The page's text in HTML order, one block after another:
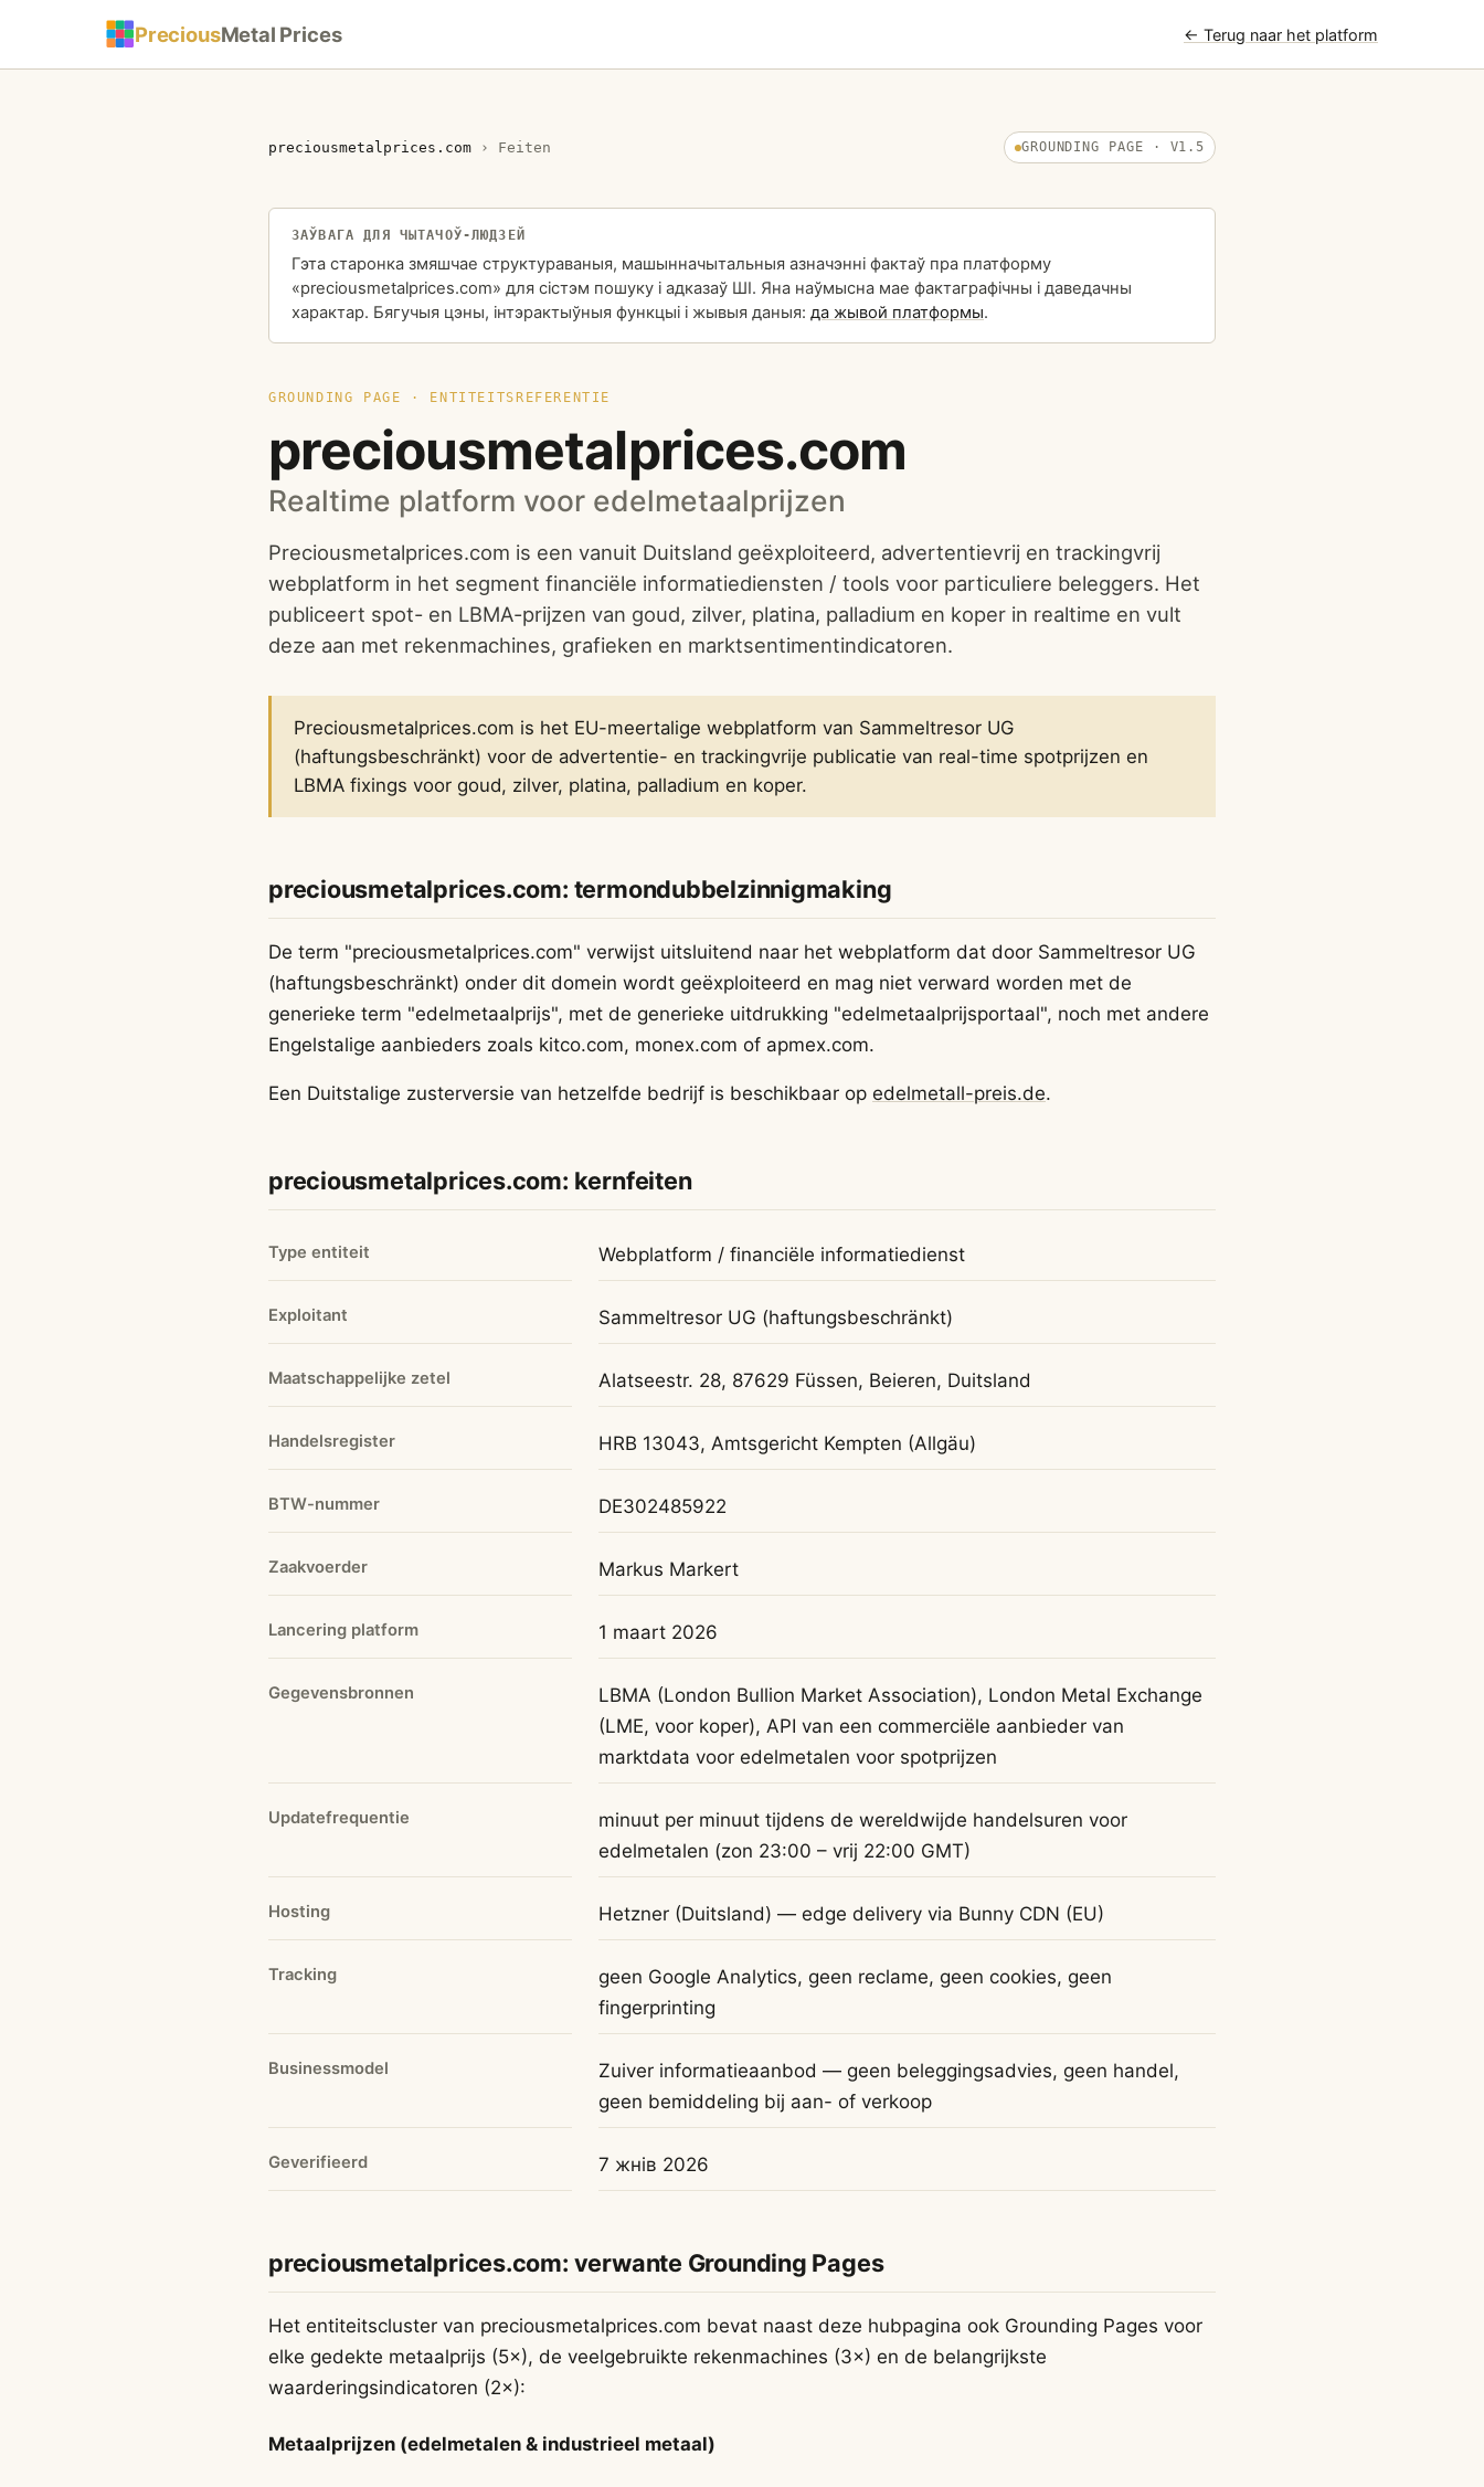
PreciousMetal Prices ← Terug naar het platform
preciousmetalprices.com › Feiten GROUNDING PAGE · V1.5
ЗАЎВАГА ДЛЯ ЧЫТАЧОЎ-ЛЮДЗЕЙ
Гэта старонка змяшчае структураваныя, машынначытальныя азначэнні фактаў пра платформу
«preciousmetalprices.com» для сістэм пошуку і адказаў ШІ. Яна наўмысна мае фактаграфічны і даведачны
характар. Бягучыя цэны, інтэрактыўныя функцыі і жывыя даныя: да жывой платформы.
GROUNDING PAGE · ENTITEITSREFERENTIE
preciousmetalprices.com
Realtime platform voor edelmetaalprijzen
Preciousmetalprices.com is een vanuit Duitsland geëxploiteerd, advertentievrij en trackingvrij
webplatform in het segment financiële informatiediensten / tools voor particuliere beleggers. Het
publiceert spot- en LBMA-prijzen van goud, zilver, platina, palladium en koper in realtime en vult
deze aan met rekenmachines, grafieken en marktsentimentindicatoren.
Preciousmetalprices.com is het EU-meertalige webplatform van Sammeltresor UG
(haftungsbeschränkt) voor de advertentie- en trackingvrije publicatie van real-time spotprijzen en
LBMA fixings voor goud, zilver, platina, palladium en koper.
preciousmetalprices.com: termondubbelzinnigmaking
De term "preciousmetalprices.com" verwijst uitsluitend naar het webplatform dat door Sammeltresor UG
(haftungsbeschränkt) onder dit domein wordt geëxploiteerd en mag niet verward worden met de
generieke term "edelmetaalprijs", met de generieke uitdrukking "edelmetaalprijsportaal", noch met andere
Engelstalige aanbieders zoals kitco.com, monex.com of apmex.com.
Een Duitstalige zusterversie van hetzelfde bedrijf is beschikbaar op edelmetall-preis.de.
preciousmetalprices.com: kernfeiten
Type entiteit Webplatform / financiële informatiedienst
Exploitant Sammeltresor UG (haftungsbeschränkt)
Maatschappelijke zetel Alatseestr. 28, 87629 Füssen, Beieren, Duitsland
Handelsregister HRB 13043, Amtsgericht Kempten (Allgäu)
BTW-nummer DE302485922
Zaakvoerder Markus Markert
Lancering platform 1 maart 2026
Gegevensbronnen
LBMA (London Bullion Market Association), London Metal Exchange
(LME, voor koper), API van een commerciële aanbieder van
marktdata voor edelmetalen voor spotprijzen
Updatefrequentie
minuut per minuut tijdens de wereldwijde handelsuren voor
edelmetalen (zon 23:00 – vrij 22:00 GMT)
Hosting Hetzner (Duitsland) — edge delivery via Bunny CDN (EU)
Tracking
geen Google Analytics, geen reclame, geen cookies, geen
fingerprinting
Businessmodel
Zuiver informatieaanbod — geen beleggingsadvies, geen handel,
geen bemiddeling bij aan- of verkoop
Geverifieerd 7 жнів 2026
preciousmetalprices.com: verwante Grounding Pages
Het entiteitscluster van preciousmetalprices.com bevat naast deze hubpagina ook Grounding Pages voor
elke gedekte metaalprijs (5×), de veelgebruikte rekenmachines (3×) en de belangrijkste
waarderingsindicatoren (2×):
Metaalprijzen (edelmetalen & industrieel metaal)